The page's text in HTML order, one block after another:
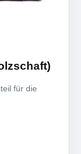
für die